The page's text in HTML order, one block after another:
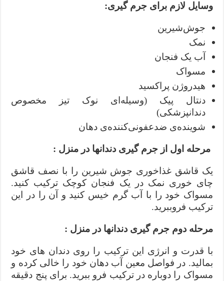
وسایل لازم برای جرم گیری‌:
جوش‌شیرین
نمک
آب یک فنجان
مسواک
هیدروژن پراکسید
دنتال پیک (وسیله‌ای نوک‌ تیز مخصوص
دندانپزشکی)
شوینده‌ی ضدعفونی‌کننده‌ی دهان
مرحله اول‌ از جرم گیری دندانها در منزل :
یک قاشق غذاخوری جوش‌ شیرین را با نصف قاشق
چای‌ خوری نمک در یک فنجان کوچک ترکیب کنید.
مسواک خود را با آب گرم خیس کنید و آن را در این
ترکیب فروببرید.
مرحله دوم‌ جرم گیری دندانها در منزل :
با قدرت و انرژی این ترکیب را روی دندان‌ های خود
بمالید. در فواصل معین آب دهان خود را خالی کرده و
مسواک را دوباره در ترکیب فرو ببرید. برای پنج دقیقه